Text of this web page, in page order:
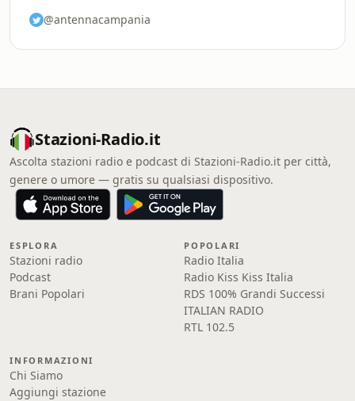
@antennacampania
Stazioni-Radio.it
Ascolta stazioni radio e podcast di Stazioni-Radio.it per città,
genere o umore — gratis su qualsiasi dispositivo.
ESPLORA
Stazioni radio
Podcast
Brani Popolari
POPOLARI
Radio Italia
Radio Kiss Kiss Italia
RDS 100% Grandi Successi
ITALIAN RADIO
RTL 102.5
INFORMAZIONI
Chi Siamo
Aggiungi stazione